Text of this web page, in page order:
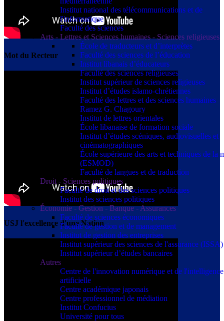
Institut national des télécommunications et de
l'informatique
Faculté des sciences
Arts - Lettres et Sciences humaines - Sciences religieuses
École de traducteurs et d’interprètes
Faculté des sciences de l’éducation
Institut libanais d’éducateurs
Faculté des sciences religieuses
Institut supérieur de sciences religieuses
Institut d’études islamo-chrétiennes
Faculté des lettres et des sciences humaines
Ramez G. Chagoury
Institut de lettres orientales
École libanaise de formation sociale
Institut d’études scéniques, audiovisuelles et
cinématographiques
École supérieure des arts et techniques de la
(ESMOD)
Faculté de langues et de traduction
Droit - Sciences politiques
Faculté de droit et des sciences politiques
Institut des sciences politiques
Économie - Gestion - Banque - Assurances
Faculté de sciences économiques
Faculté de gestion et de management
Institut de gestion des entreprises
Institut supérieur des sciences de l'assurance (ISSA)
Institut supérieur d’études bancaires
Autres
Centre de l'innovation numérique et de l'intelligence
artificielle
Centre académique japonais
Centre professionnel de médiation
Institut Confucius
Université pour tous
Mot du Recteur
USJ l'excellence d'une Nation